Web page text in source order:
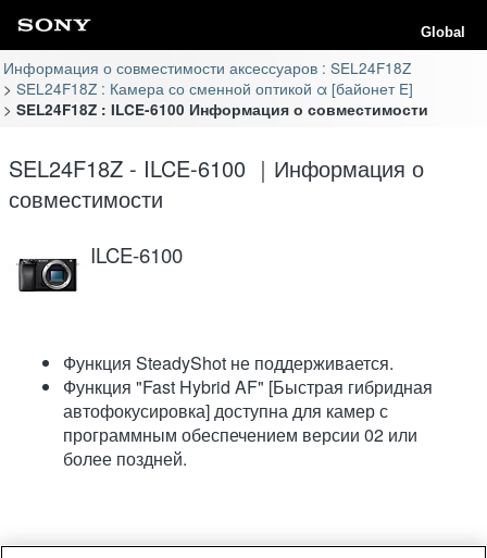
Global
Информация о совместимости аксессуаров : SEL24F18Z
SEL24F18Z : Камера со сменной оптикой α [байонет E]
SEL24F18Z : ILCE-6100 Информация о совместимости
SEL24F18Z - ILCE-6100 ｜Информация о
совместимости
ILCE-6100
Функция SteadyShot не поддерживается.
Функция "Fast Hybrid AF" [Быстрая гибридная
автофокусировка] доступна для камер с
программным обеспечением версии 02 или
более поздней.